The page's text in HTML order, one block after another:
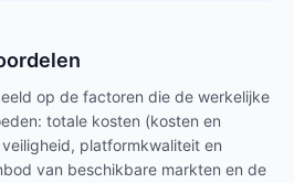
op de factoren die de werkelijke
totale kosten (kosten en
platformkwaliteit en
van beschikbare markten en de